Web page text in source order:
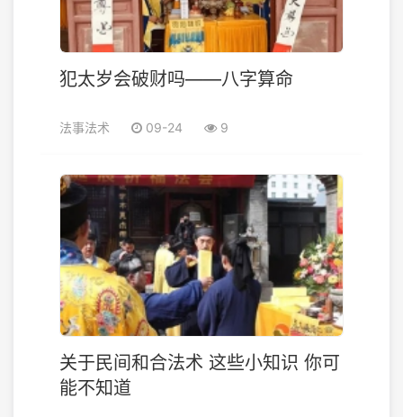
犯太岁会破财吗——八字算命
法事法术 09-24 9
关于民间和合法术 这些小知识 你可
能不知道